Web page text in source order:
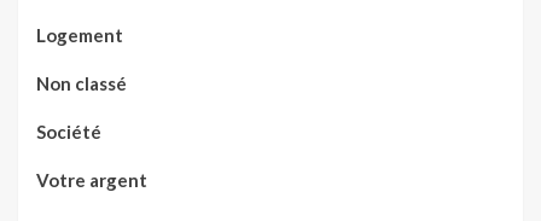
Logement
Non classé
Société
Votre argent